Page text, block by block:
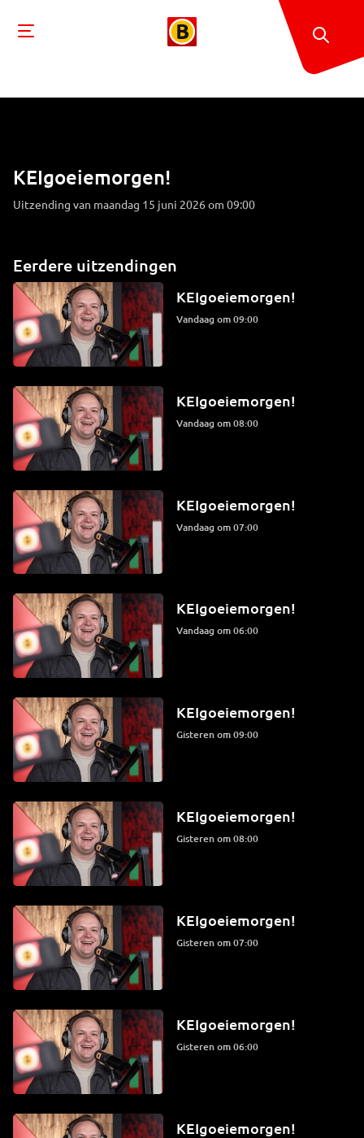
KEIgoeiemorgen!
Uitzending van maandag 15 juni 2026 om 09:00
Eerdere uitzendingen
KEIgoeiemorgen!
Vandaag om 09:00
KEIgoeiemorgen!
Vandaag om 08:00
KEIgoeiemorgen!
Vandaag om 07:00
KEIgoeiemorgen!
Vandaag om 06:00
KEIgoeiemorgen!
Gisteren om 09:00
KEIgoeiemorgen!
Gisteren om 08:00
KEIgoeiemorgen!
Gisteren om 07:00
KEIgoeiemorgen!
Gisteren om 06:00
KEIgoeiemorgen!